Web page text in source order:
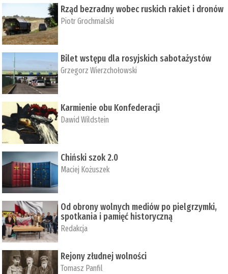
Rząd bezradny wobec ruskich rakiet i dronów
Piotr Grochmalski
Bilet wstępu dla rosyjskich sabotażystów
Grzegorz Wierzchołowski
Karmienie obu Konfederacji
Dawid Wildstein
Chiński szok 2.0
Maciej Kożuszek
Od obrony wolnych mediów po pielgrzymki,
spotkania i pamięć historyczną
Redakcja
Rejony złudnej wolności
Tomasz Panfil